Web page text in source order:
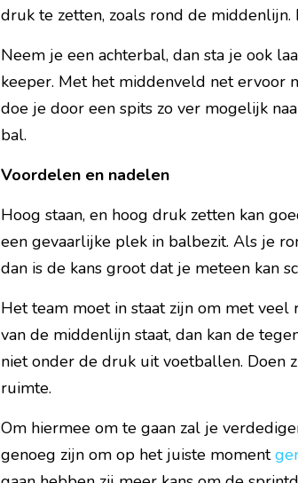
druk te zetten, zoals rond de
Neem je een achterbal, dan sta je ook
keeper. Met het middenveld net ervoor
doe je door een spits zo ver mogelijk
bal.
Voordelen en nadelen
Hoog staan, en hoog druk zetten kan
een gevaarlijke plek in balbezit. Als je
dan is de kans groot dat je meteen kan
Het team moet in staat zijn om met
van de middenlijn staat, dan kan de
niet onder de druk uit voetballen. Doen
ruimte.
Om hiermee om te gaan zal je
genoeg zijn om op het juiste moment